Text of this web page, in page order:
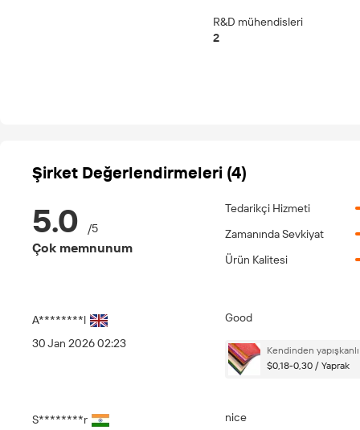
R&D mühendisleri
2
Şirket Değerlendirmeleri (4)
5.0 /5
Çok memnunum
Tedarikçi Hizmeti
Zamanında Sevkiyat
Ürün Kalitesi
A********l
30 Jan 2026 02:23
Good
Kendinden
$0,18-0,30 / Yaprak
S********r
nice